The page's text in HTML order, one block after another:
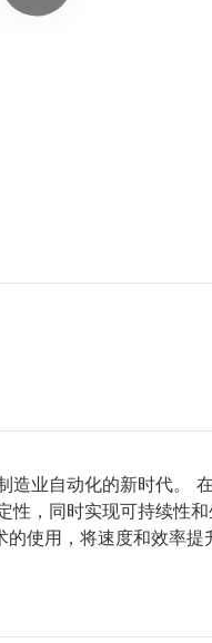
业自动化的新时代。
，同时实现可持续性
使用，将速度和效率提